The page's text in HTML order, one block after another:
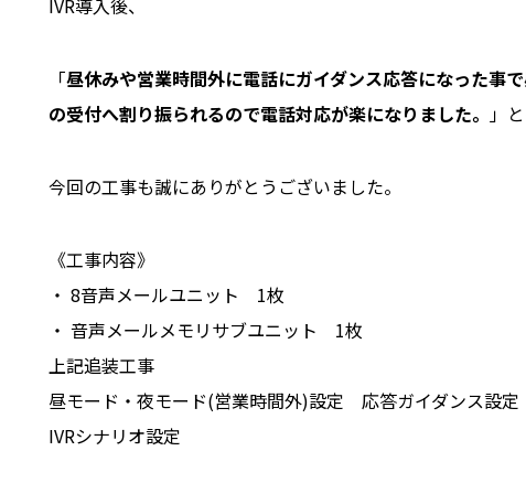
「昼休みや営業時間外に電話にガイダンス応答になった事
の受付へ割り振られるので電話対応が楽になりました。 」
今回の工事も誠にありがとうございました。
《工事内容》
・ 8音声メールユニット 1枚
・ 音声メールメモリサブユニット 1枚
上記追装工事
昼モード・夜モード(営業時間外)設定 応答ガイダンス設定
IVRシナリオ設定